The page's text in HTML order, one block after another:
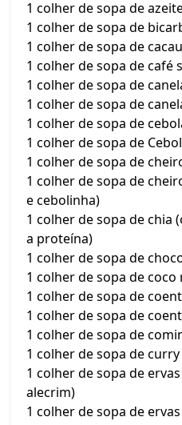
1 colher de sopa de
1 colher de sopa de
1 colher de sopa de
1 colher de sopa de café
1 colher de sopa de
1 colher de sopa de
1 colher de sopa de
1 colher de sopa de
1 colher de sopa de
1 colher de sopa de
e cebolinha)
1 colher de sopa de chia
a proteína)
1 colher de sopa de
1 colher de sopa de coco
1 colher de sopa de
1 colher de sopa de
1 colher de sopa de
1 colher de sopa de
1 colher de sopa de
alecrim)
1 colher de sopa de